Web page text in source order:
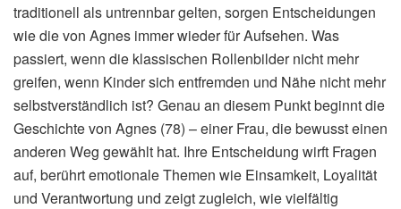
traditionell als untrennbar gelten, sorgen Entscheidungen
wie die von Agnes immer wieder für Aufsehen. Was
passiert, wenn die klassischen Rollenbilder nicht mehr
greifen, wenn Kinder sich entfremden und Nähe nicht mehr
selbstverständlich ist? Genau an diesem Punkt beginnt die
Geschichte von Agnes (78) – einer Frau, die bewusst einen
anderen Weg gewählt hat. Ihre Entscheidung wirft Fragen
auf, berührt emotionale Themen wie Einsamkeit, Loyalität
und Verantwortung und zeigt zugleich, wie vielfältig